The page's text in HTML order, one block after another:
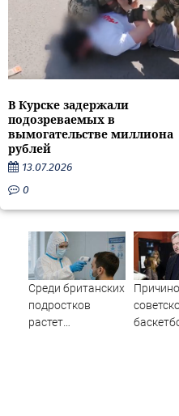
В Курске задержали
подозреваемых в
вымогательстве миллиона
рублей
13.07.2026
0
Среди британских
подростков
растет